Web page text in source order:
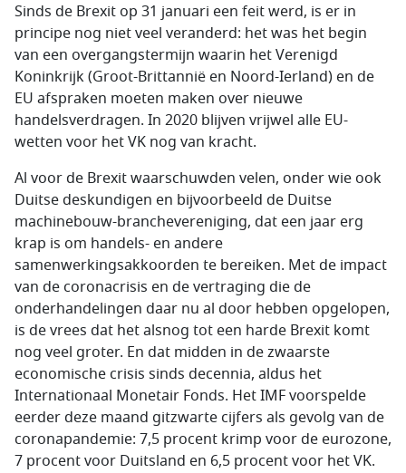
Sinds de Brexit op 31 januari een feit werd, is er in
principe nog niet veel veranderd: het was het begin
van een overgangstermijn waarin het Verenigd
Koninkrijk (Groot-Brittannië en Noord-Ierland) en de
EU afspraken moeten maken over nieuwe
handelsverdragen. In 2020 blijven vrijwel alle EU-
wetten voor het VK nog van kracht.
Al voor de Brexit waarschuwden velen, onder wie ook
Duitse deskundigen en bijvoorbeeld de Duitse
machinebouw-branchevereniging, dat een jaar erg
krap is om handels- en andere
samenwerkingsakkoorden te bereiken. Met de impact
van de coronacrisis en de vertraging die de
onderhandelingen daar nu al door hebben opgelopen,
is de vrees dat het alsnog tot een harde Brexit komt
nog veel groter. En dat midden in de zwaarste
economische crisis sinds decennia, aldus het
Internationaal Monetair Fonds. Het IMF voorspelde
eerder deze maand gitzwarte cijfers als gevolg van de
coronapandemie: 7,5 procent krimp voor de eurozone,
7 procent voor Duitsland en 6,5 procent voor het VK.